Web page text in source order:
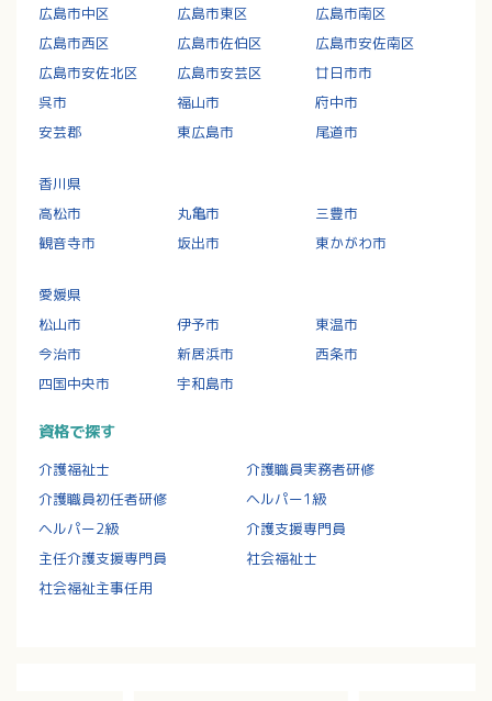
広島市中区 広島市東区
広島市南区
広島市西区
広島市佐伯区
広島市安佐南区
広島市安佐北区
広島市安芸区
廿日市市
呉市
福山市
府中市
安芸郡
東広島市 尾道市
香川県
高松市
丸亀市
三豊市
観音寺市
坂出市 東かがわ市
愛媛県
松山市
伊予市
東温市
今治市
新居浜市
西条市
四国中央市
宇和島市
資格で探す
介護福祉士
介護職員実務者研修
介護職員初任者研修
ヘルパー1級
ヘルパー2級
介護支援専門員
主任介護支援専門員
社会福祉士
社会福祉主事任用